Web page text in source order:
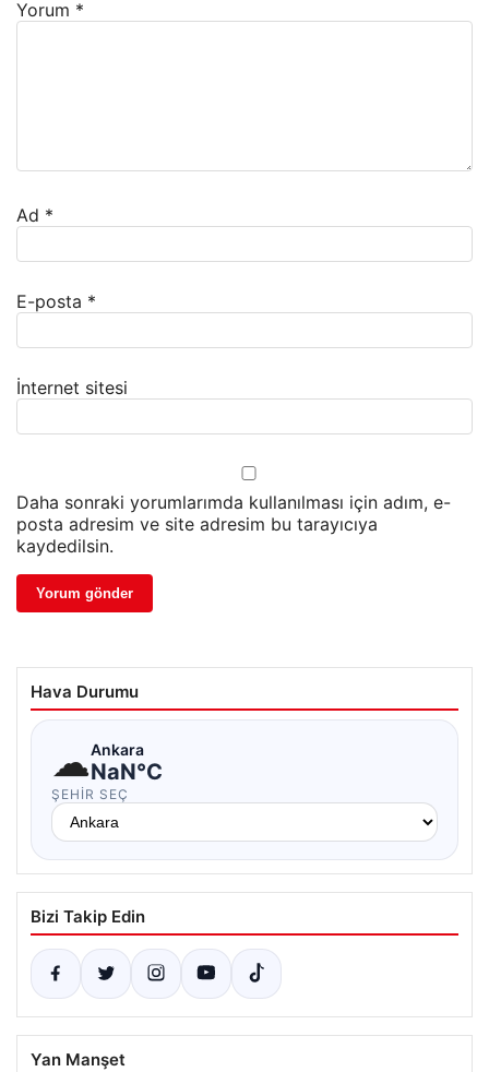
Yorum *
Ad *
E-posta *
İnternet sitesi
Daha sonraki yorumlarımda kullanılması için adım, e-
posta adresim ve site adresim bu tarayıcıya
kaydedilsin.
Hava Durumu
☁Ankara
NaN°C
ŞEHIR SEÇ
Bizi Takip Edin
Yan Manşet